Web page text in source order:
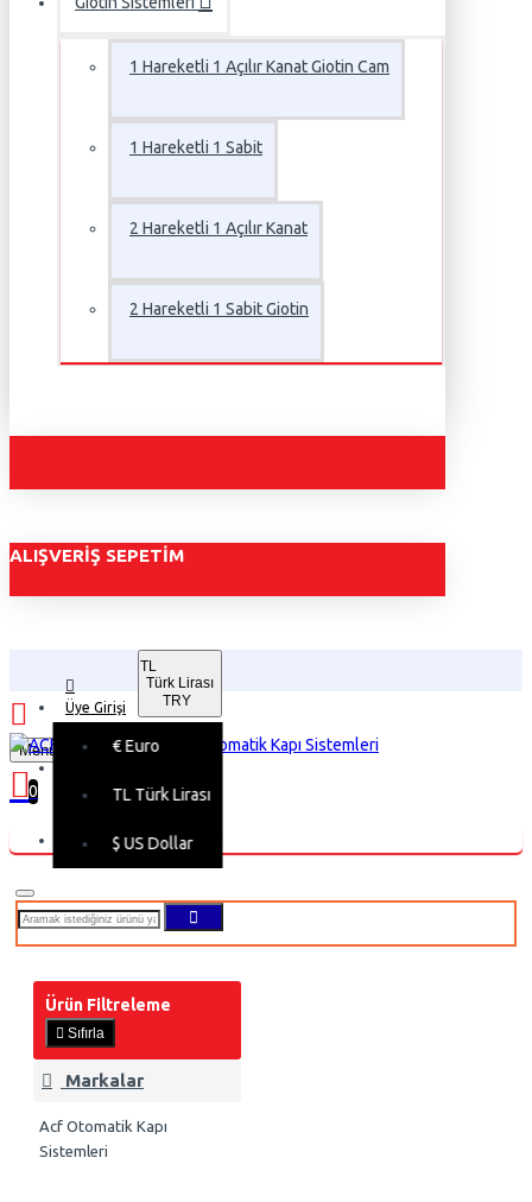
1 Hareketli 1 Açılır Kanat Giotin Cam
1 Hareketli 1 Sabit
2 Hareketli 1 Açılır Kanat
2 Hareketli 1 Sabit Giotin
ALIŞVERIŞ SEPETIM
Üye Girişi
TL
Türk Lirası
TRY
€Euro
TL Türk Lirası
$ US Dollar
Menu
0
Alışveriş sepetiniz boş!
Ürün Filtreleme
Sıfırla
Markalar
Acf Otomatik Kapı
Sistemleri